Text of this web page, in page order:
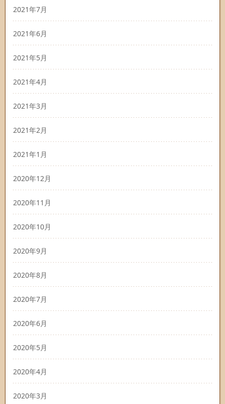
2021年7月
2021年6月
2021年5月
2021年4月
2021年3月
2021年2月
2021年1月
2020年12月
2020年11月
2020年10月
2020年9月
2020年8月
2020年7月
2020年6月
2020年5月
2020年4月
2020年3月